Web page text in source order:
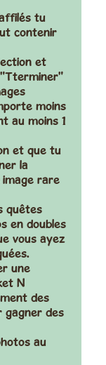
tu
contenir
et
moins
au moins 1
et que tu
la
rare
quêtes
en doubles
vous ayez
une
N
des
gagner des
au